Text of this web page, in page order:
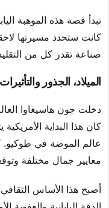
تبدأ قصة هذه الموهبة
كانت ستحدد مسيرتها
صناعة تقدر كل من
الميلاد، الجذور
كان هذا البداية
عالم الموضة في طوكيو.
معايير جمال مختلفة
أصبح هذا الأساس